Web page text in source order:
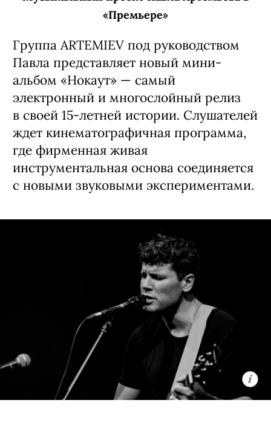
Музыкальный проект Павла Артемьева в
«Премьере»